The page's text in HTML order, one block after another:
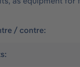
/ contre: